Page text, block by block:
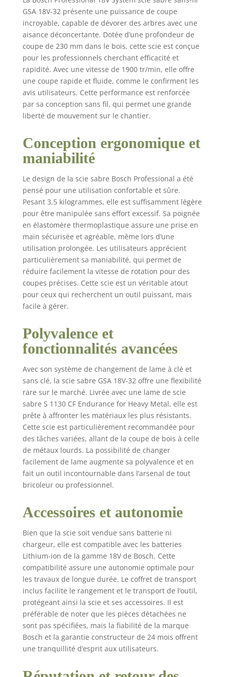
fatigue grâce à des
vibrations minimales
pendant l’utilisation
AMPShare : Les
batteries et chargeurs
sont entièrement
compatibles avec le
Professional 18V
System Bosch et avec
de nombreux autres
outils de l’Alliance
multi-marques
GSA 18V-32, 1 lame de
scie sabre S 1130 CF
séparément pat pack
de 5), coffret de
transport
GSA 18V-32 présente une puissance de coupe
incroyable, capable de dévorer des arbres avec une
aisance déconcertante. Dotée d’une profondeur de
coupe de 230 mm dans le bois, cette scie est conçue
pour les professionnels cherchant efficacité et
rapidité. Avec une vitesse de 1900 tr/min, elle offre
une coupe rapide et fluide, comme le confirment les
avis utilisateurs. Cette performance est renforcée
par sa conception sans fil, qui permet une grande
liberté de mouvement sur le chantier.
Conception ergonomique et
maniabilité
Le design de la scie sabre Bosch Professional a été
pensé pour une utilisation confortable et sûre.
Pesant 3,5 kilogrammes, elle est suffisamment légère
pour être manipulée sans effort excessif. Sa poignée
en élastomère thermoplastique assure une prise en
main sécurisée et agréable, même lors d’une
utilisation prolongée. Les utilisateurs apprécient
particulièrement sa maniabilité, qui permet de
réduire facilement la vitesse de rotation pour des
coupes précises. Cette scie est un véritable atout
pour ceux qui recherchent un outil puissant, mais
facile à gérer.
Polyvalence et
fonctionnalités avancées
Avec son système de changement de lame à clé et
sans clé, la scie sabre GSA 18V-32 offre une flexibilité
rare sur le marché. Livrée avec une lame de scie
sabre S 1130 CF Endurance for Heavy Metal, elle est
prête à affronter les matériaux les plus résistants.
Cette scie est particulièrement recommandée pour
des tâches variées, allant de la coupe de bois à celle
de métaux lourds. La possibilité de changer
facilement de lame augmente sa polyvalence et en
fait un outil incontournable dans l’arsenal de tout
bricoleur ou professionnel.
Accessoires et autonomie
Bien que la scie soit vendue sans batterie ni
chargeur, elle est compatible avec les batteries
Lithium-ion de la gamme 18V de Bosch. Cette
compatibilité assure une autonomie optimale pour
les travaux de longue durée. Le coffret de transport
inclus facilite le rangement et le transport de l’outil,
protégeant ainsi la scie et ses accessoires. Il est
préférable de noter que les pièces détachées ne
sont pas spécifiées, mais la fiabilité de la marque
Bosch et la garantie constructeur de 24 mois offrent
une tranquillité d’esprit aux utilisateurs.